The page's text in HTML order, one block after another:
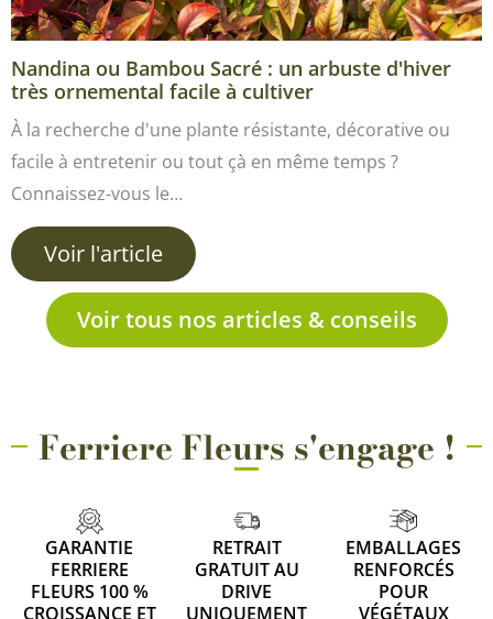
Nandina ou Bambou Sacré : un arbuste d'hiver
très ornemental facile à cultiver
À la recherche d'une plante résistante, décorative ou
facile à entretenir ou tout çà en même temps ?
Connaissez-vous le…
Voir l'article
Voir tous nos articles & conseils
Ferriere Fleurs s'engage !
GARANTIE
FERRIERE
FLEURS 100 %
CROISSANCE ET
RETRAIT
GRATUIT AU
DRIVE
UNIQUEMENT
EMBALLAGES
RENFORCÉS
POUR
VÉGÉTAUX